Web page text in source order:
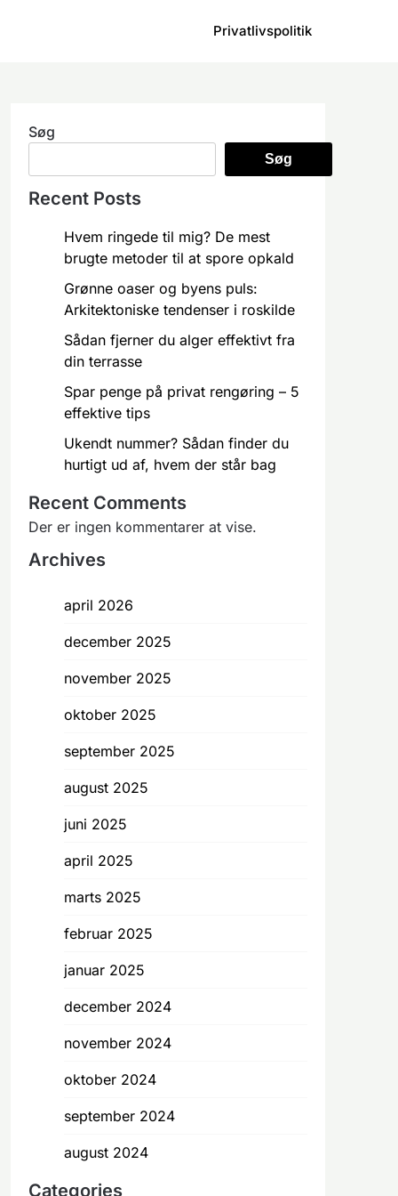
Privatlivspolitik
Søg
Søg
Recent Posts
Hvem ringede til mig? De mest
brugte metoder til at spore opkald
Grønne oaser og byens puls:
Arkitektoniske tendenser i roskilde
Sådan fjerner du alger effektivt fra
din terrasse
Spar penge på privat rengøring – 5
effektive tips
Ukendt nummer? Sådan finder du
hurtigt ud af, hvem der står bag
Recent Comments
Der er ingen kommentarer at vise.
Archives
april 2026
december 2025
november 2025
oktober 2025
september 2025
august 2025
juni 2025
april 2025
marts 2025
februar 2025
januar 2025
december 2024
november 2024
oktober 2024
september 2024
august 2024
Categories